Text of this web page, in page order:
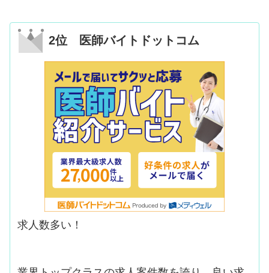
2位 医師バイトドットコム
求人数多い！